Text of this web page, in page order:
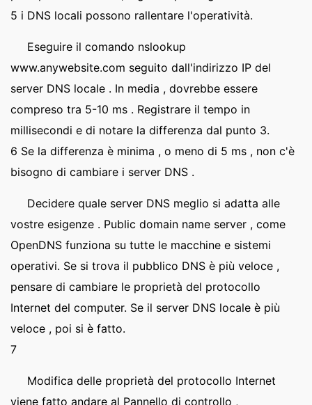
5 i DNS locali possono rallentare l'operatività.
Eseguire il comando nslookup
www.anywebsite.com seguito dall'indirizzo IP del
server DNS locale . In media , dovrebbe essere
compreso tra 5-10 ms . Registrare il tempo in
millisecondi e di notare la differenza dal punto 3.
6 Se la differenza è minima , o meno di 5 ms , non c'è
bisogno di cambiare i server DNS .
Decidere quale server DNS meglio si adatta alle
vostre esigenze . Public domain name server , come
OpenDNS funziona su tutte le macchine e sistemi
operativi. Se si trova il pubblico DNS è più veloce ,
pensare di cambiare le proprietà del protocollo
Internet del computer. Se il server DNS locale è più
veloce , poi si è fatto.
7
Modifica delle proprietà del protocollo Internet
viene fatto andare al Pannello di controllo ,